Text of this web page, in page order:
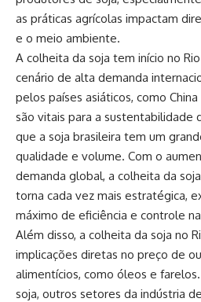
as práticas agrícolas impactam
e o meio ambiente.
A colheita da soja tem início no
cenário de alta demanda
pelos países asiáticos, como
são vitais para a sustentabilidade
que a soja brasileira tem um
qualidade e volume. Com o
demanda global, a colheita da
torna cada vez mais estratégica,
máximo de eficiência e controle
Além disso, a colheita da soja no
implicações diretas no preço de
alimentícios, como óleos e
soja, outros setores da indústria